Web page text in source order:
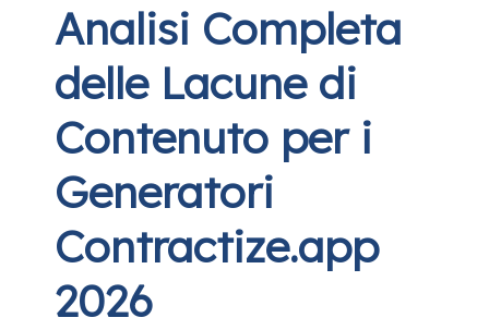
Analisi Completa
delle Lacune di
Contenuto per i
Generatori
Contractize.app
2026